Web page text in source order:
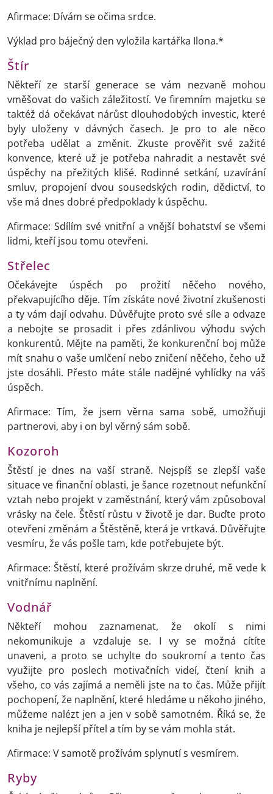
Afirmace: Dívám se očima srdce.
Výklad pro báječný den vyložila kartářka Ilona.*
Štír
Někteří ze starší generace se vám nezvaně mohou
vměšovat do vašich záležitostí. Ve firemním majetku se
taktéž dá očekávat nárůst dlouhodobých investic, které
byly uloženy v dávných časech. Je pro to ale něco
potřeba udělat a změnit. Zkuste prověřit své zažité
konvence, které už je potřeba nahradit a nestavět své
úspěchy na přežitých klišé. Rodinné setkání, uzavírání
smluv, propojení dvou sousedských rodin, dědictví, to
vše má dnes dobré předpoklady k úspěchu.
Afirmace: Sdílím své vnitřní a vnější bohatství se všemi
lidmi, kteří jsou tomu otevřeni.
Střelec
Očekávejte úspěch po prožití něčeho nového,
překvapujícího děje. Tím získáte nové životní zkušenosti
a ty vám dají odvahu. Důvěřujte proto své síle a odvaze
a nebojte se prosadit i přes zdánlivou výhodu svých
konkurentů. Mějte na paměti, že konkurenční boj může
mít snahu o vaše umlčení nebo zničení něčeho, čeho už
jste dosáhli. Přesto máte stále nadějné vyhlídky na váš
úspěch.
Afirmace: Tím, že jsem věrna sama sobě, umožňuji
partnerovi, aby i on byl věrný sám sobě.
Kozoroh
Štěstí je dnes na vaší straně. Nejspíš se zlepší vaše
situace ve finanční oblasti, je šance rozetnout nefunkční
vztah nebo projekt v zaměstnání, který vám způsoboval
vrásky na čele. Štěstí růstu v životě je dar. Buďte proto
otevřeni změnám a Štěstěně, která je vrtkavá. Důvěřujte
vesmíru, že vás pošle tam, kde potřebujete být.
Afirmace: Štěstí, které prožívám skrze druhé, mě vede k
vnitřnímu naplnění.
Vodnář
Někteří mohou zaznamenat, že okolí s nimi
nekomunikuje a vzdaluje se. I vy se možná cítíte
unaveni, a proto se uchylte do soukromí a tento čas
využijte pro poslech motivačních videí, čtení knih a
všeho, co vás zajímá a neměli jste na to čas. Může přijít
pochopení, že naplnění, které hledáme u někoho jiného,
můžeme nalézt jen a jen v sobě samotném. Říká se, že
kniha je nejlepší přítel a tím by se vám mohla stát.
Afirmace: V samotě prožívám splynutí s vesmírem.
Ryby